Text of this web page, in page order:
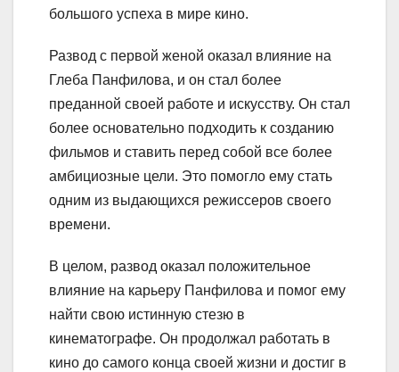
большого успеха в мире кино.
Развод с первой женой оказал влияние на
Глеба Панфилова, и он стал более
преданной своей работе и искусству. Он стал
более основательно подходить к созданию
фильмов и ставить перед собой все более
амбициозные цели. Это помогло ему стать
одним из выдающихся режиссеров своего
времени.
В целом, развод оказал положительное
влияние на карьеру Панфилова и помог ему
найти свою истинную стезю в
кинематографе. Он продолжал работать в
кино до самого конца своей жизни и достиг в